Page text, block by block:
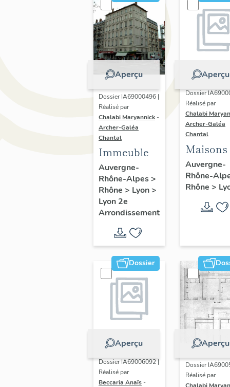
Aperçu
Dossier IA69000496 |
Réalisé par
Chalabi Maryannick -
Archer-Galéa
Chantal
Immeuble
Auvergne-
Rhône-Alpes>
Rhône > Lyon>
Lyon 2e
Arrondissement
Aperçu
Dossier
Réalisé par
Chalabi
Archer-Galéa
Chantal
Maisons
Auvergne-
Rhône-
Rhône >
Dossier
Aperçu
Dossier IA69006092 |
Réalisé par
Beccaria Anaïs -
Aperçu
Dossier
Réalisé par